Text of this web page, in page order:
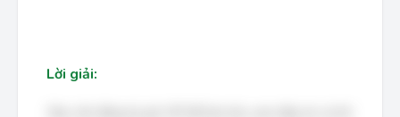
Lời giải: